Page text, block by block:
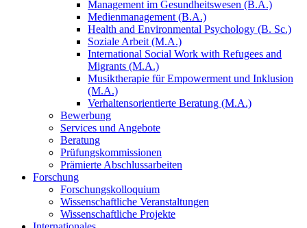
Management im Gesundheitswesen (B.A.)
Medienmanagement (B.A.)
Health and Environmental Psychology (B. Sc.)
Soziale Arbeit (M.A.)
International Social Work with Refugees and
Migrants (M.A.)
Musiktherapie für Empowerment und Inklusion
(M.A.)
Verhaltensorientierte Beratung (M.A.)
Bewerbung
Services und Angebote
Beratung
Prüfungskommissionen
Prämierte Abschlussarbeiten
Forschung
Forschungskolloquium
Wissenschaftliche Veranstaltungen
Wissenschaftliche Projekte